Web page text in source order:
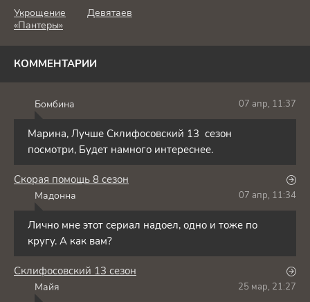
Укрощение
«Пантеры»
Девятаев
КОММЕНТАРИИ
Бомбина 07 апр, 11:37
Марина, Лучше Склифосовский 13 сезон
посмотри, Будет намного интереснее.
Скорая помощь 8 сезон
Мадонна 07 апр, 11:34
Лично мне этот сериал надоел, одно и тоже по
кругу. А как вам?
Склифосовский 13 сезон
Майя 25 мар, 21:27